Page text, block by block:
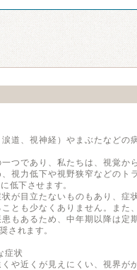
道、視神経）やまぶたなどの
つであり、私たちは、視覚か
視力低下や視野狭窄などのト
低下させます。
が目立たないものもあり、症
とも少なくありません。また
もあるため、中年期以降は定
されます。
症状
くや近くが見えにくい、視界が